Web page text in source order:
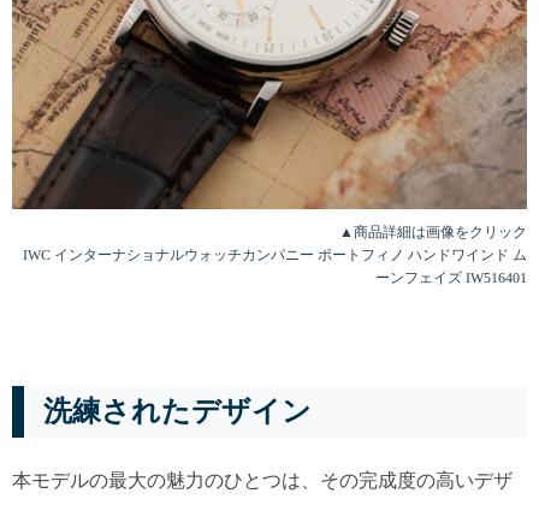
▲商品詳細は画像をクリック
IWC インターナショナルウォッチカンパニー ポートフィノ ハンドワインド ム
ーンフェイズ IW516401
洗練されたデザイン
本モデルの最大の魅力のひとつは、その完成度の高いデザ